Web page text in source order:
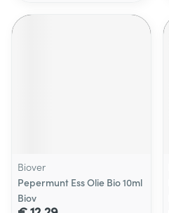
Biover
Pepermunt Ess Olie Bio 10ml
Biov